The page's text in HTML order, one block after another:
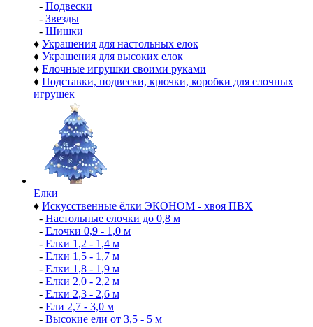
- Подвески
- Звезды
- Шишки
♦ Украшения для настольных елок
♦ Украшения для высоких елок
♦ Елочные игрушки своими руками
♦ Подставки, подвески, крючки, коробки для елочных
игрушек
Елки
♦ Искусственные ёлки ЭКОНОМ - хвоя ПВХ
- Настольные елочки до 0,8 м
- Елочки 0,9 - 1,0 м
- Елки 1,2 - 1,4 м
- Елки 1,5 - 1,7 м
- Елки 1,8 - 1,9 м
- Елки 2,0 - 2,2 м
- Елки 2,3 - 2,6 м
- Ели 2,7 - 3,0 м
- Высокие ели от 3,5 - 5 м